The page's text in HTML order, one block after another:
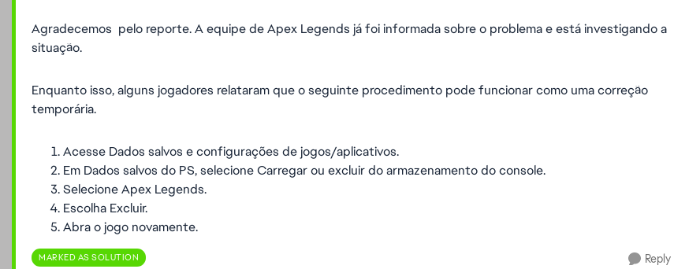
Agradecemos pelo reporte. A equipe de Apex Legends já foi informada sobre o problema e está investigando a
situação.
Enquanto isso, alguns jogadores relataram que o seguinte procedimento pode funcionar como uma correção
temporária.
Acesse Dados salvos e configurações de jogos/aplicativos.
Em Dados salvos do PS, selecione Carregar ou excluir do armazenamento do console.
Selecione Apex Legends.
Escolha Excluir.
Abra o jogo novamente.
MARKED AS SOLUTION Reply